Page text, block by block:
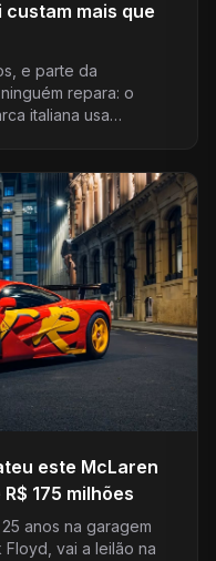
custam mais que
e parte da
repara: o
italiana usa…
este McLaren
175 milhões
anos na garagem
vai a leilão na